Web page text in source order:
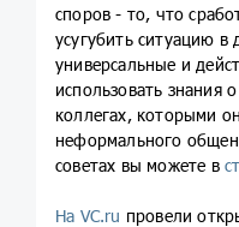
споров - то, что
усугубить ситуацию в
универсальные и
использовать знания
коллегах, которыми
неформального
советах вы можете в
На VC.ru провели